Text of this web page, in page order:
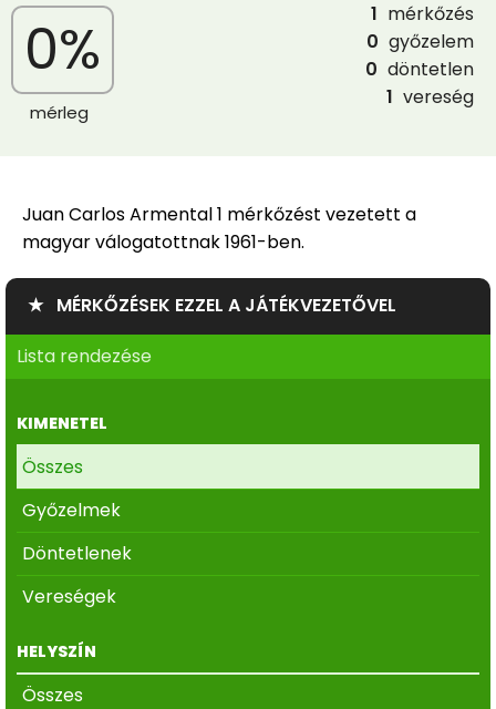
0%
mérleg
1 mérkőzés
0 győzelem
0 döntetlen
1 vereség
Juan Carlos Armental 1 mérkőzést vezetett a
magyar válogatottnak 1961-ben.
★ MÉRKŐZÉSEK EZZEL A JÁTÉKVEZETŐVEL
Lista rendezése
KIMENETEL
Összes
Győzelmek
Döntetlenek
Vereségek
HELYSZÍN
Összes